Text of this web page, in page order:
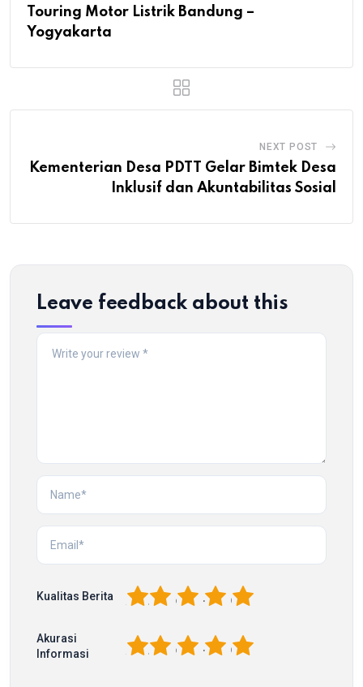
Touring Motor Listrik Bandung –
Yogyakarta
NEXT POST
Kementerian Desa PDTT Gelar Bimtek Desa
Inklusif dan Akuntabilitas Sosial
Leave feedback about this
Kualitas Berita 5
4
3
2
Akurasi
Informasi
5
4
3
2